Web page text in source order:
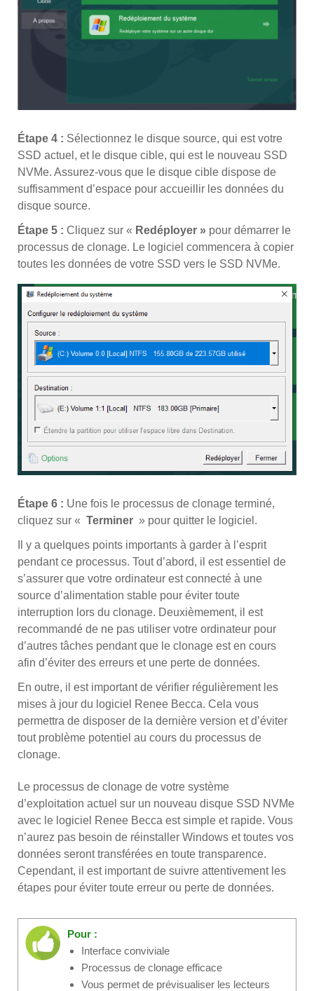
Étape 4 : Sélectionnez le disque source, qui est votre
SSD actuel, et le disque cible, qui est le nouveau SSD
NVMe. Assurez-vous que le disque cible dispose de
suffisamment d’espace pour accueillir les données du
disque source.
Étape 5 : Cliquez sur « Redéployer » pour démarrer le
processus de clonage. Le logiciel commencera à copier
toutes les données de votre SSD vers le SSD NVMe.
Étape 6 : Une fois le processus de clonage terminé,
cliquez sur « Terminer » pour quitter le logiciel.
Il y a quelques points importants à garder à l’esprit
pendant ce processus. Tout d’abord, il est essentiel de
s’assurer que votre ordinateur est connecté à une
source d’alimentation stable pour éviter toute
interruption lors du clonage. Deuxièmement, il est
recommandé de ne pas utiliser votre ordinateur pour
d’autres tâches pendant que le clonage est en cours
afin d’éviter des erreurs et une perte de données.
En outre, il est important de vérifier régulièrement les
mises à jour du logiciel Renee Becca. Cela vous
permettra de disposer de la dernière version et d’éviter
tout problème potentiel au cours du processus de
clonage.
Le processus de clonage de votre système
d’exploitation actuel sur un nouveau disque SSD NVMe
avec le logiciel Renee Becca est simple et rapide. Vous
n’aurez pas besoin de réinstaller Windows et toutes vos
données seront transférées en toute transparence.
Cependant, il est important de suivre attentivement les
étapes pour éviter toute erreur ou perte de données.
Pour :
Interface conviviale
Processus de clonage efficace
Vous permet de prévisualiser les lecteurs